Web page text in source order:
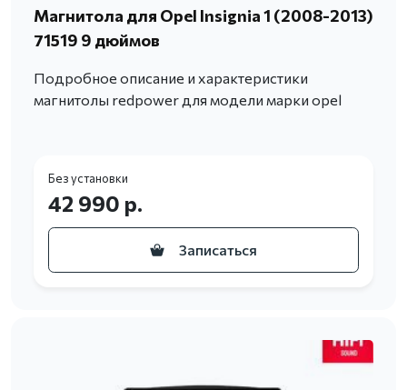
Магнитола для Opel Insignia 1 (2008-2013)
71519 9 дюймов
Подробное описание и характеристики
магнитолы redpower для модели марки opel
Без установки
42 990 р.
Записаться